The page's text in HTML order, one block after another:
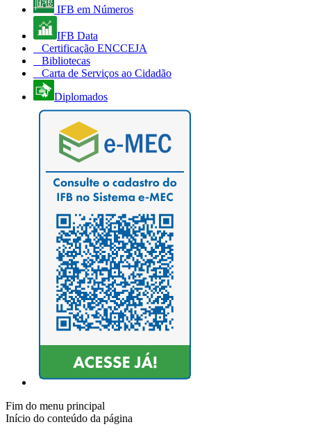
IFB em Números
IFB Data
Certificação ENCCEJA
Bibliotecas
Carta de Serviços ao Cidadão
Diplomados
Fim do menu principal
Início do conteúdo da página